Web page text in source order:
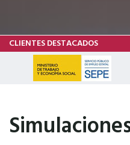
REMEDIACIÓN
NOSOTROS
NOTICIAS
CLIENTES DESTACADOS